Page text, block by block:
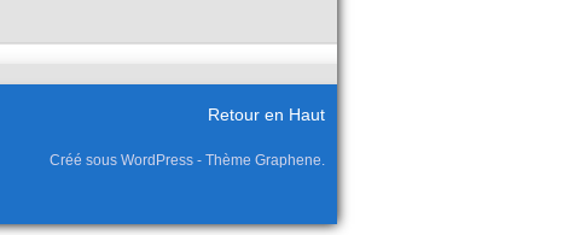
Retour en Haut
Créé sous WordPress - Thème Graphene.